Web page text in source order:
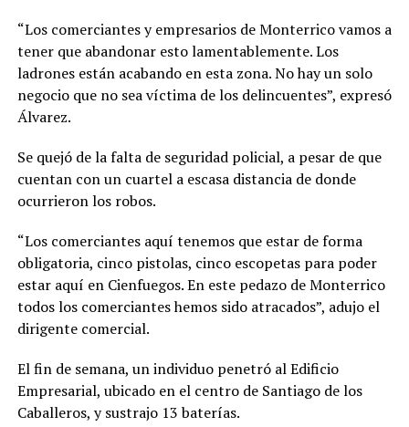
“Los comerciantes y empresarios de Monterrico vamos a
tener que abandonar esto lamentablemente. Los
ladrones están acabando en esta zona. No hay un solo
negocio que no sea víctima de los delincuentes”, expresó
Álvarez.
Se quejó de la falta de seguridad policial, a pesar de que
cuentan con un cuartel a escasa distancia de donde
ocurrieron los robos.
“Los comerciantes aquí tenemos que estar de forma
obligatoria, cinco pistolas, cinco escopetas para poder
estar aquí en Cienfuegos. En este pedazo de Monterrico
todos los comerciantes hemos sido atracados”, adujo el
dirigente comercial.
El fin de semana, un individuo penetró al Edificio
Empresarial, ubicado en el centro de Santiago de los
Caballeros, y sustrajo 13 baterías.